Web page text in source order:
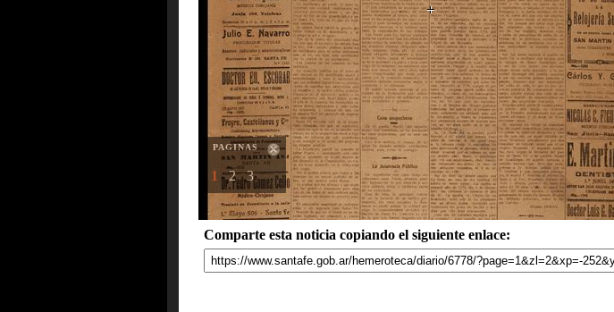
PAGINAS
1 2 3
Comparte esta noticia copiando el siguiente enlace: